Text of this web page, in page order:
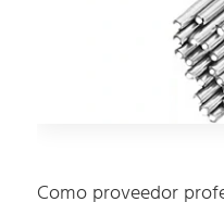
Como proveedor